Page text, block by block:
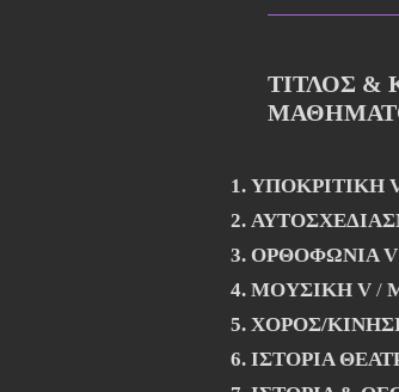
ΤΙΤΛΟΣ &
ΥΠΟΚΡΙΤΙΚΗ
ΟΡΘΟΦΩΝΙΑ V
ΜΟΥΣΙΚΗ V /
ΧΟΡΟΣ/
ΙΣΤΟΡΙΑ